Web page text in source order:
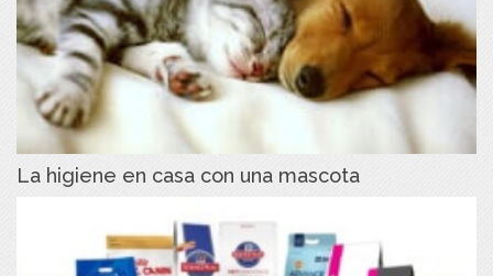
La higiene en casa con una mascota